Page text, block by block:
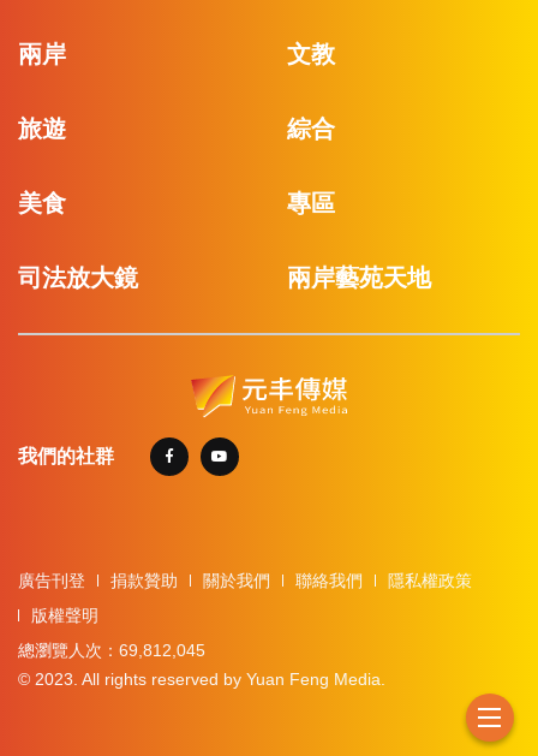
兩岸 文教
旅遊 綜合
美食 專區
司法放大鏡 兩岸藝苑天地
我們的社群
廣告刊登 捐款贊助 關於我們 聯絡我們
隱私權政策
版權聲明
總瀏覽人次：69,812,045
© 2023. All rights reserved by Yuan Feng Media.